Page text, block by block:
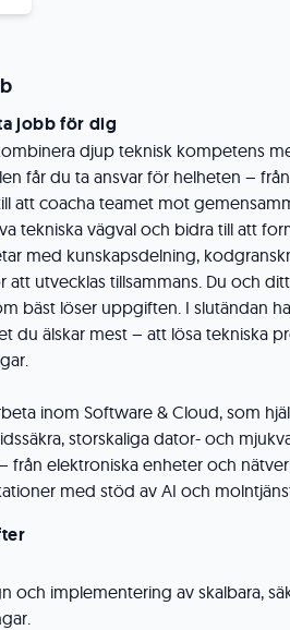
jobb för dig
djup teknisk kompetens
får du ta ansvar för helheten –
att coacha teamet mot
tekniska vägval och bidra till att
med kunskapsdelning,
att utvecklas tillsammans. Du och
bäst löser uppgiften. I slutändan
du älskar mest – att lösa tekniska
inom Software & Cloud, som
storskaliga dator- och
från elektroniska enheter och
med stöd av AI och
och implementering av skalbara,